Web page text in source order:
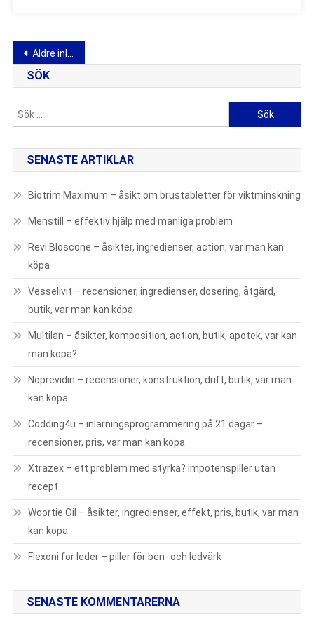
Inläggsnavigering
Äldre inlägg
SÖK
efter:
SENASTE ARTIKLAR
Biotrim Maximum – åsikt om brustabletter för viktminskning
Menstill – effektiv hjälp med manliga problem
Revi Bloscone – åsikter, ingredienser, action, var man kan
köpa
Vesselivit – recensioner, ingredienser, dosering, åtgärd,
butik, var man kan köpa
Multilan – åsikter, komposition, action, butik, apotek, var kan
man köpa?
Noprevidin – recensioner, konstruktion, drift, butik, var man
kan köpa
Codding4u – inlärningsprogrammering på 21 dagar –
recensioner, pris, var man kan köpa
Xtrazex – ett problem med styrka? Impotenspiller utan
recept
Woortie Oil – åsikter, ingredienser, effekt, pris, butik, var man
kan köpa
Flexoni för leder – piller för ben- och ledvärk
SENASTE KOMMENTARERNA